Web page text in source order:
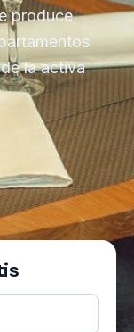
produce
la activa